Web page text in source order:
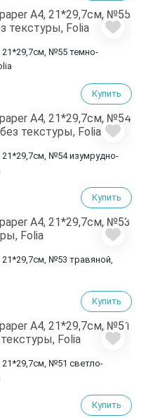
21*29,7см, №55 темно-
Купить
21*29,7см, №54 изумрудно-
Купить
21*29,7см, №53 травяной,
Купить
21*29,7см, №51 светло-
Купить